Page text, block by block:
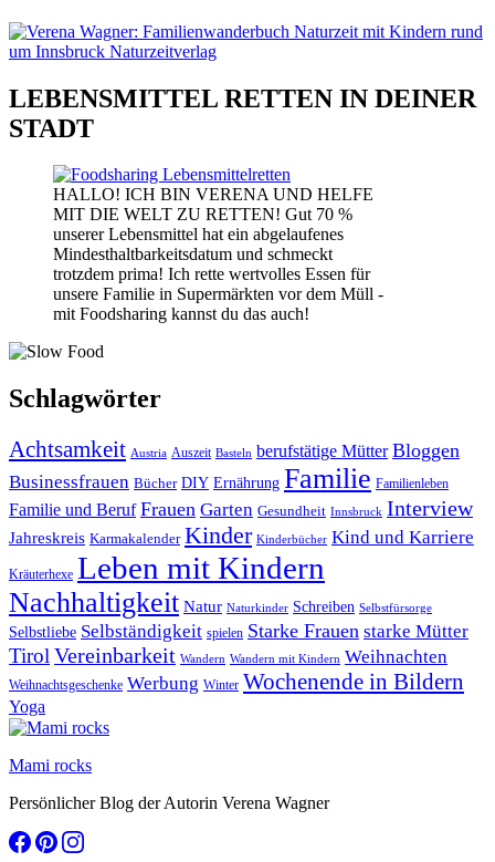
LEBENSMITTEL RETTEN IN DEINER
STADT
HALLO! ICH BIN VERENA UND HELFE
MIT DIE WELT ZU RETTEN! Gut 70 %
unserer Lebensmittel hat ein abgelaufenes
Mindesthaltbarkeitsdatum und schmeckt
trotzdem prima! Ich rette wertvolles Essen für
unsere Familie in Supermärkten vor dem Müll -
mit Foodsharing kannst du das auch!
Schlagwörter
Achtsamkeit Austria Auszeit Basteln berufstätige Mütter Bloggen
Businessfrauen Bücher DIY Ernährung Familie Familienleben
Familie und Beruf Frauen Garten Gesundheit Innsbruck Interview
Jahreskreis Karmakalender Kinder Kinderbücher Kind und Karriere
Kräuterhexe Leben mit Kindern
Nachhaltigkeit Natur Naturkinder Schreiben Selbstfürsorge
Selbstliebe Selbständigkeit spielen Starke Frauen starke Mütter
TirolVereinbarkeit Wandern Wandern mit Kindern Weihnachten
Weihnachtsgeschenke Werbung Winter Wochenende in Bildern
Yoga
Mami rocks
Persönlicher Blog der Autorin Verena Wagner